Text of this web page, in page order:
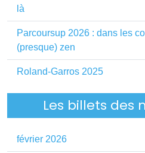
là
Parcoursup 2026 : dans les
(presque) zen
Roland-Garros 2025
Les billets des
février 2026